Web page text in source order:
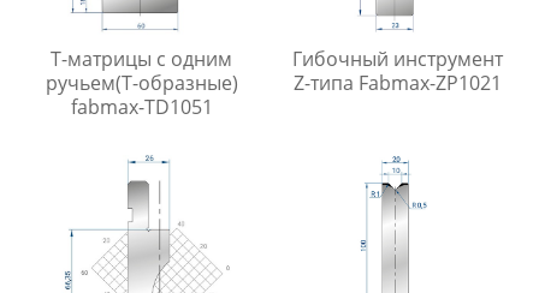
Т-матрицы с одним
ручьем(Т-образные)
fabmax-TD1051
Гибочный инструмент
Z-типа Fabmax-ZP1021